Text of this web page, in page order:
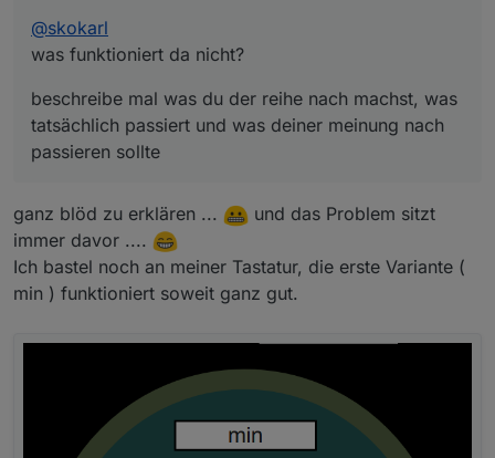
@skokarl
was funktioniert da nicht?
beschreibe mal was du der reihe nach machst, was
tatsächlich passiert und was deiner meinung nach
passieren sollte
ganz blöd zu erklären ...
und das Problem sitzt
immer davor ....
Ich bastel noch an meiner Tastatur, die erste Variante (
min ) funktioniert soweit ganz gut.